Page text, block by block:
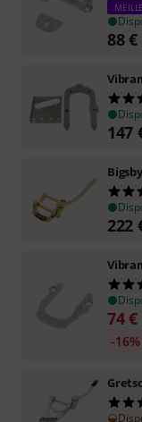
88€
147
Bigsby
222
74€
-16%